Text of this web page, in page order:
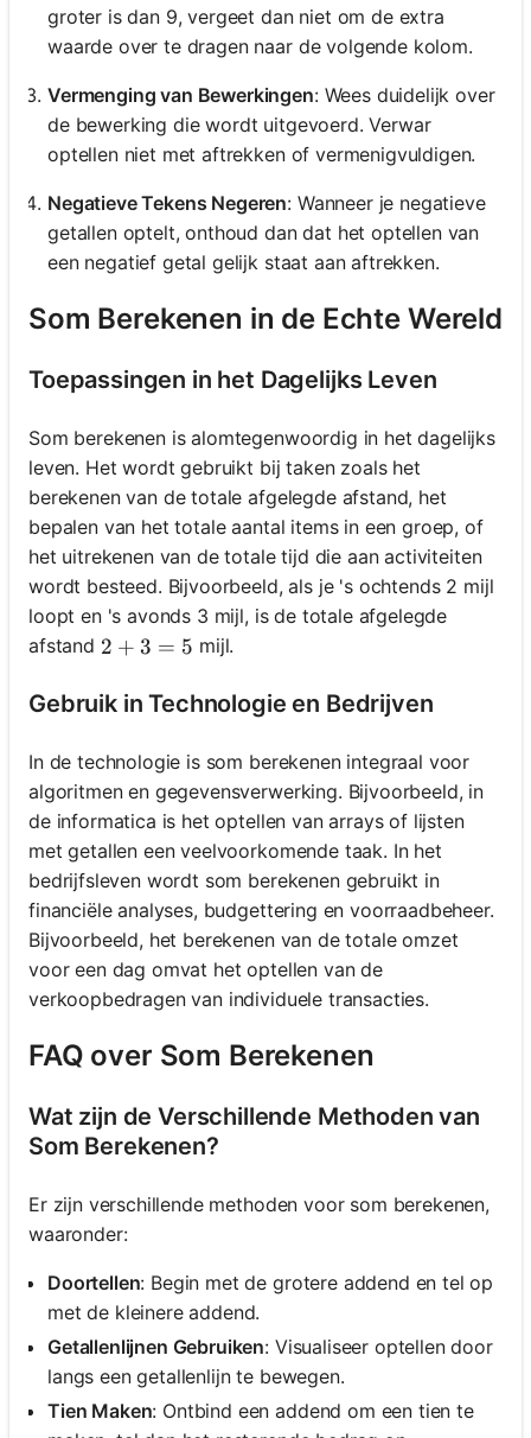
groter is dan 9, vergeet dan niet om de extra
waarde over te dragen naar de volgende kolom.
Vermenging van Bewerkingen: Wees duidelijk over
de bewerking die wordt uitgevoerd. Verwar
optellen niet met aftrekken of vermenigvuldigen.
Negatieve Tekens Negeren: Wanneer je negatieve
getallen optelt, onthoud dan dat het optellen van
een negatief getal gelijk staat aan aftrekken.
Som Berekenen in de Echte Wereld
Toepassingen in het Dagelijks Leven
Som berekenen is alomtegenwoordig in het dagelijks
leven. Het wordt gebruikt bij taken zoals het
berekenen van de totale afgelegde afstand, het
bepalen van het totale aantal items in een groep, of
het uitrekenen van de totale tijd die aan activiteiten
wordt besteed. Bijvoorbeeld, als je 's ochtends 2 mijl
loopt en 's avonds 3 mijl, is de totale afgelegde
afstand 2 + 3 = 5
2 + 3 = 5 mijl.
Gebruik in Technologie en Bedrijven
In de technologie is som berekenen integraal voor
algoritmen en gegevensverwerking. Bijvoorbeeld, in
de informatica is het optellen van arrays of lijsten
met getallen een veelvoorkomende taak. In het
bedrijfsleven wordt som berekenen gebruikt in
financiële analyses, budgettering en voorraadbeheer.
Bijvoorbeeld, het berekenen van de totale omzet
voor een dag omvat het optellen van de
verkoopbedragen van individuele transacties.
FAQ over Som Berekenen
Wat zijn de Verschillende Methoden van
Som Berekenen?
Er zijn verschillende methoden voor som berekenen,
waaronder:
Doortellen: Begin met de grotere addend en tel op
met de kleinere addend.
Getallenlijnen Gebruiken: Visualiseer optellen door
langs een getallenlijn te bewegen.
Tien Maken: Ontbind een addend om een tien te